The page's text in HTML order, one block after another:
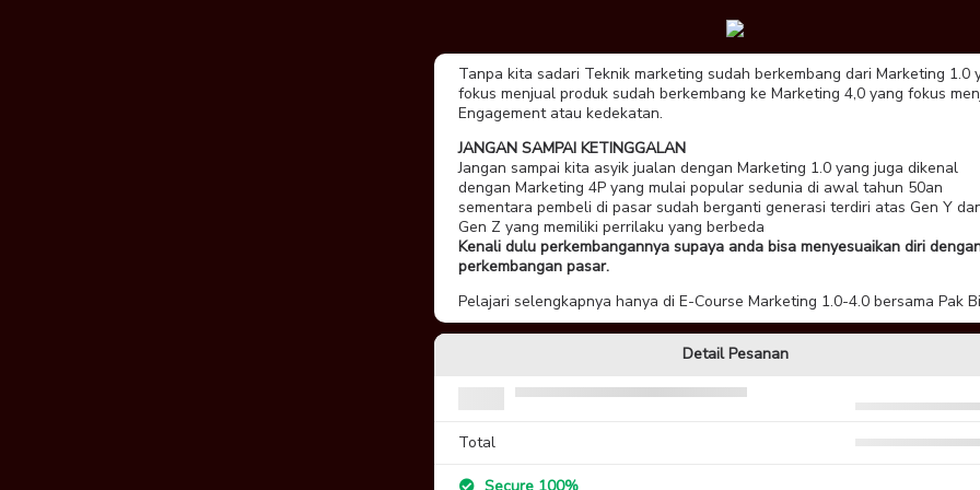
Tanpa kita sadari Teknik marketing sudah berkembang dari Marketing 1.0
fokus menjual produk sudah berkembang ke Marketing 4,0 yang fokus
Engagement atau kedekatan.
JANGAN SAMPAI KETINGGALAN
Jangan sampai kita asyik jualan dengan Marketing 1.0 yang juga dikenal
dengan Marketing 4P yang mulai popular sedunia di awal tahun 50an
sementara pembeli di pasar sudah berganti generasi terdiri atas Gen Y
Gen Z yang memiliki perrilaku yang berbeda
Kenali dulu perkembangannya supaya anda bisa menyesuaikan diri
perkembangan pasar.
Pelajari selengkapnya hanya di E-Course Marketing 1.0-4.0 bersama Pak
Detail Pesanan
Total